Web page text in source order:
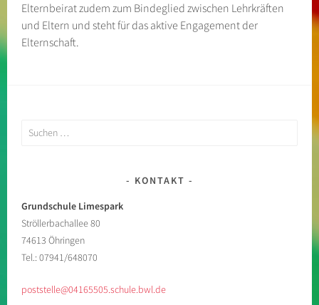
Elternbeirat zudem zum Bindeglied zwischen Lehrkräften
und Eltern und steht für das aktive Engagement der
Elternschaft.
Suchen
KONTAKT
Grundschule Limespark
Ströllerbachallee 80
74613 Öhringen
Tel.: 07941/648070
poststelle@04165505.schule.bwl.de